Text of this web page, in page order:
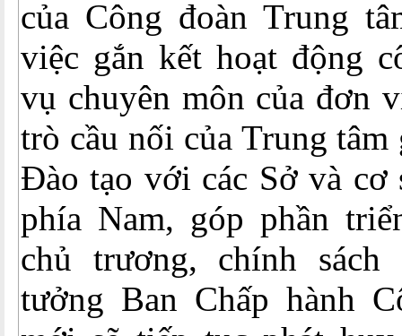
của Công đoàn Trung
việc gắn kết hoạt động
vụ chuyên môn của đơn
trò cầu nối của Trung
Đào tạo với các Sở và cơ
phía Nam, góp phần
chủ trương, chính
tưởng Ban Chấp hành